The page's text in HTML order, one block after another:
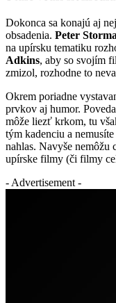
Dokonca sa konajú aj
obsadenia. Peter
na upírsku tematiku
Adkins, aby so svojím
zmizol, rozhodne to
Okrem poriadne
prvkov aj humor.
môže liezť krkom, tu
tým kadenciu a
nahlas. Navyše nemôžu
upírske filmy (či filmy
- Advertisement -